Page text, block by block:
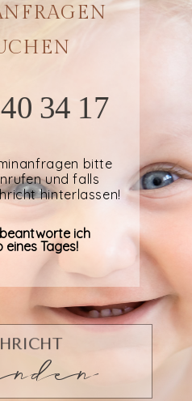
bitte
und falls
hinterlassen!
34 17
beantworte ich
eines Tages!